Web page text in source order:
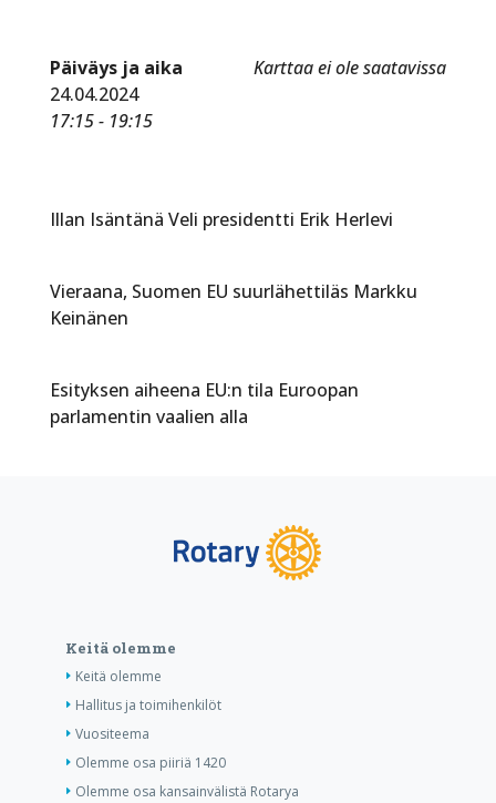
Karttaa ei ole saatavissa
Päiväys ja aika
24.04.2024
17:15 - 19:15
Illan Isäntänä Veli presidentti Erik Herlevi
Vieraana, Suomen EU suurlähettiläs Markku
Keinänen
Esityksen aiheena EU:n tila Euroopan
parlamentin vaalien alla
Keitä olemme
Keitä olemme
Hallitus ja toimihenkilöt
Vuositeema
Olemme osa piiriä 1420
Olemme osa kansainvälistä Rotarya